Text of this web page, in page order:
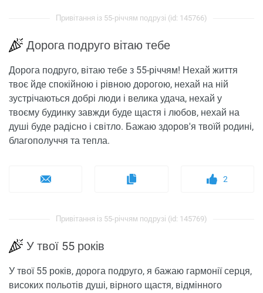
Привітання із 55-річчям подрузі (id: 145766)
Дорога подруго вітаю тебе
Дорога подруго, вітаю тебе з 55-річчям! Нехай життя
твоє йде спокійною і рівною дорогою, нехай на ній
зустрічаються добрі люди і велика удача, нехай у
твоєму будинку завжди буде щастя і любов, нехай на
душі буде радісно і світло. Бажаю здоров'я твоїй родині,
благополуччя та тепла.
2
Привітання із 55-річчям подрузі (id: 145769)
У твої 55 років
У твої 55 років, дорога подруго, я бажаю гармонії серця,
високих польотів душі, вірного щастя, відмінного